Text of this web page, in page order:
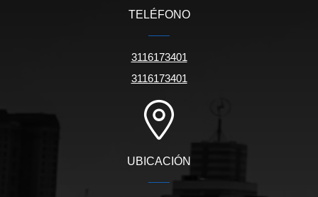
TELÉFONO
3116173401
3116173401
UBICACIÓN